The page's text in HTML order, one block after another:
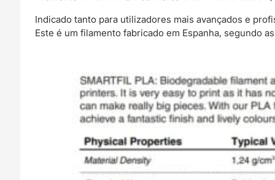
Indicado tanto para utilizadores mais avançados e
Este é um filamento fabricado em Espanha, segundo